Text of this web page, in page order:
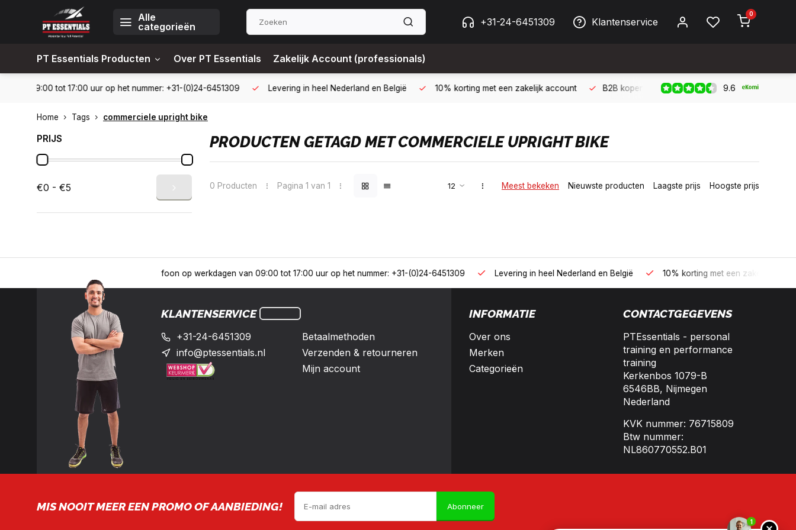
Alle
categorieën
+31-24-6451309 Klantenservice
0
PT Essentials Producten Over PT Essentials Zakelijk Account (professionals)
Levering in heel Nederland en België 10% korting met een zakelijk account B2B kopen op 30 dagen factuur met Biller! Bereikbaar per telefoon op werkdagen van 09:00 tot
9.6
Home Tags commerciele upright bike
PRIJS
€0 - €5
PRODUCTEN GETAGD MET COMMERCIELE UPRIGHT BIKE
0 Producten Pagina 1 van 1 Meest bekeken Nieuwste producten Laagste prijs Hoogste prijs
Levering in heel Nederland en België 10% korting met een zakelijk account B2B kopen op 30 dagen factuur met Biller! Bereikbaar per
KLANTENSERVICE
+31-24-6451309
info@ptessentials.nl
Betaalmethoden
Verzenden & retourneren
Mijn account
INFORMATIE
Over ons
Merken
Categorieën
CONTACTGEGEVENS
PTEssentials - personal
training en performance
training
Kerkenbos 1079-B
6546BB, Nijmegen
Nederland
KVK nummer: 76715809
Btw nummer:
NL860770552.B01
MIS NOOIT MEER EEN PROMO OF AANBIEDING! Abonneer
1